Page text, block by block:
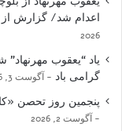
اعدام شد/ گزارش از
2026
یاد “یعقوب
گرامی باد
آگوست 3, 2026
پنجمین روز تحصن
آگوست 2, 2026